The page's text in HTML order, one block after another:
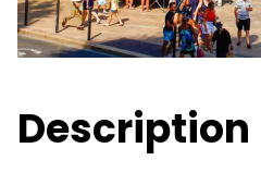
Description